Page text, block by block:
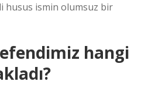
husus ismin olumsuz bir
hangi